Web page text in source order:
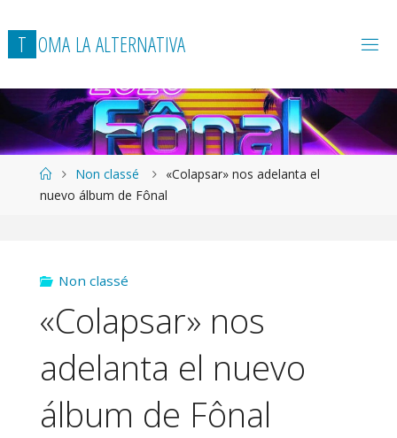
T OMA LAALTERNATIVA
Página
de
Non classé
«Colapsar» nos adelanta el
nuevo álbum de Fônal
Non classé
«Colapsar» nos
adelanta el nuevo
álbum de Fônal